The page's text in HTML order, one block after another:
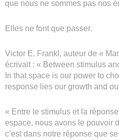
que nous ne sommes pas nos
Elles ne font que passer.
Victor E. Frankl, auteur de «
écrivait : « Between stimulus
In that space is our power to
response lies our growth and
« Entre le stimulus et la
espace, nous avons le pouvoir
c’est dans notre réponse que